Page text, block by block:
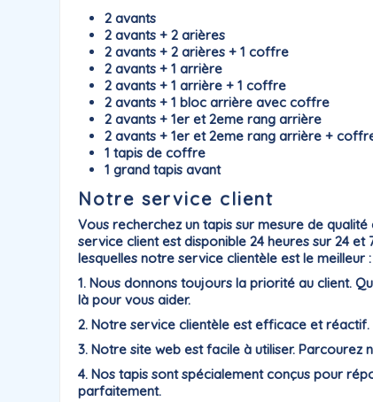
2 avants
2 avants + 2 arières
2 avants + 2 arières + 1 coffre
2 avants + 1 arrière
2 avants + 1 arrière + 1 coffre
2 avants + 1 bloc arrière avec coffre
2 avants + 1er et 2eme rang arrière
2 avants + 1er et 2eme rang arrière +
1 tapis de coffre
1 grand tapis avant
Notre service client
Vous recherchez un tapis sur mesure de
service client est disponible 24 heures sur 24
lesquelles notre service clientèle est le meilleur :
1. Nous donnons toujours la priorité au client.
là pour vous aider.
2. Notre service clientèle est efficace et
3. Notre site web est facile à utiliser. Parcourez
4. Nos tapis sont spécialement conçus pour
parfaitement.